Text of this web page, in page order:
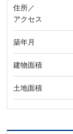
住所／
アクセス
築年月
建物面積
土地面積